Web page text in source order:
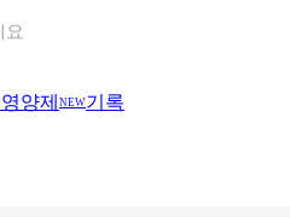
요
영양제 NEW기록